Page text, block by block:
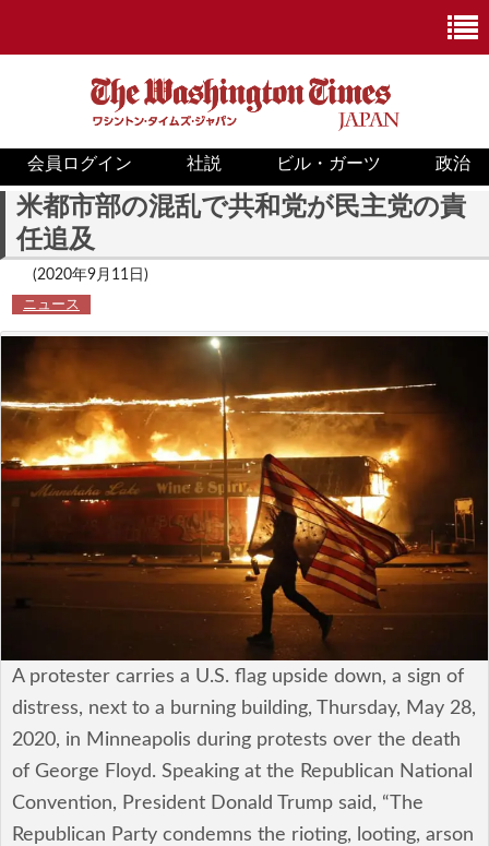
ニュース
政治
ホワイトハウス
米国内
国際
安全保障
ビジネス・経済
カルチャー
ポリシー
税制・予算
エネルギー・環境
サイバーセキュリティ―
会員ログイン 社説 ビル・ガーツ 政治
米都市部の混乱で共和党が民主党の責
任追及
(2020年9月11日)
ニュース
A protester carries a U.S. flag upside down, a sign of
distress, next to a burning building, Thursday, May 28,
2020, in Minneapolis during protests over the death
of George Floyd. Speaking at the Republican National
Convention, President Donald Trump said, “The
Republican Party condemns the rioting, looting, arson